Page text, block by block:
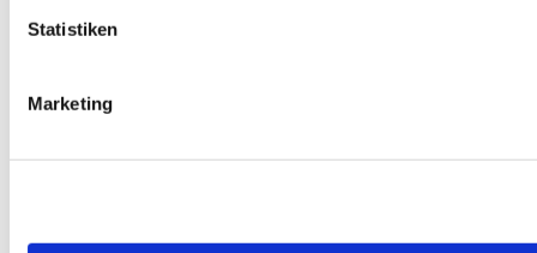
Statistiken
Marketing
entsprechende Entsorgung.
Autobatterie